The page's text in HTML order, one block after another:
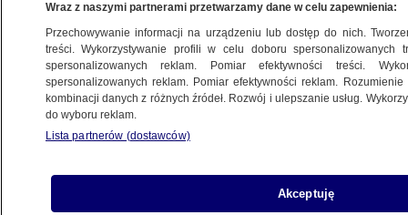
Jeśli nie ma przepływu, mózg
nie żyje. "W medycynie wiele nie jest
pewne, ale to jest"
11.09.2025, 14:28
Wraz z naszymi partnerami przetwarzamy dane w celu zapewnienia:
Przechowywanie informacji na urządzeniu lub dostęp do nich.
treści. Wykorzystywanie profili w celu doboru spersonalizowanych
spersonalizowanych reklam. Pomiar efektywności treści.
spersonalizowanych reklam. Pomiar efektywności reklam.
kombinacji danych z różnych źródeł. Rozwój i ulepszanie usług.
do wyboru reklam.
Lista partnerów (dostawców)
Akceptuję